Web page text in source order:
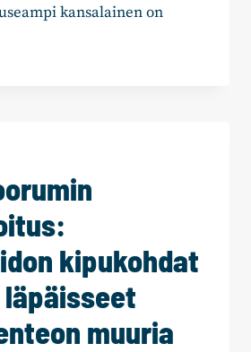
kansalainen on
kipukohdat
muuria